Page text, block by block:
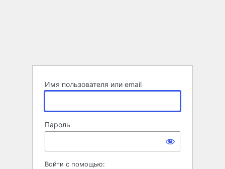
Имя пользователя или email
Пароль
Войти с помощью: